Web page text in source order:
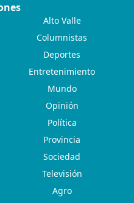
Alto Valle
Columnistas
Deportes
Entretenimiento
Mundo
Opinión
Política
Provincia
Sociedad
Televisión
Agro